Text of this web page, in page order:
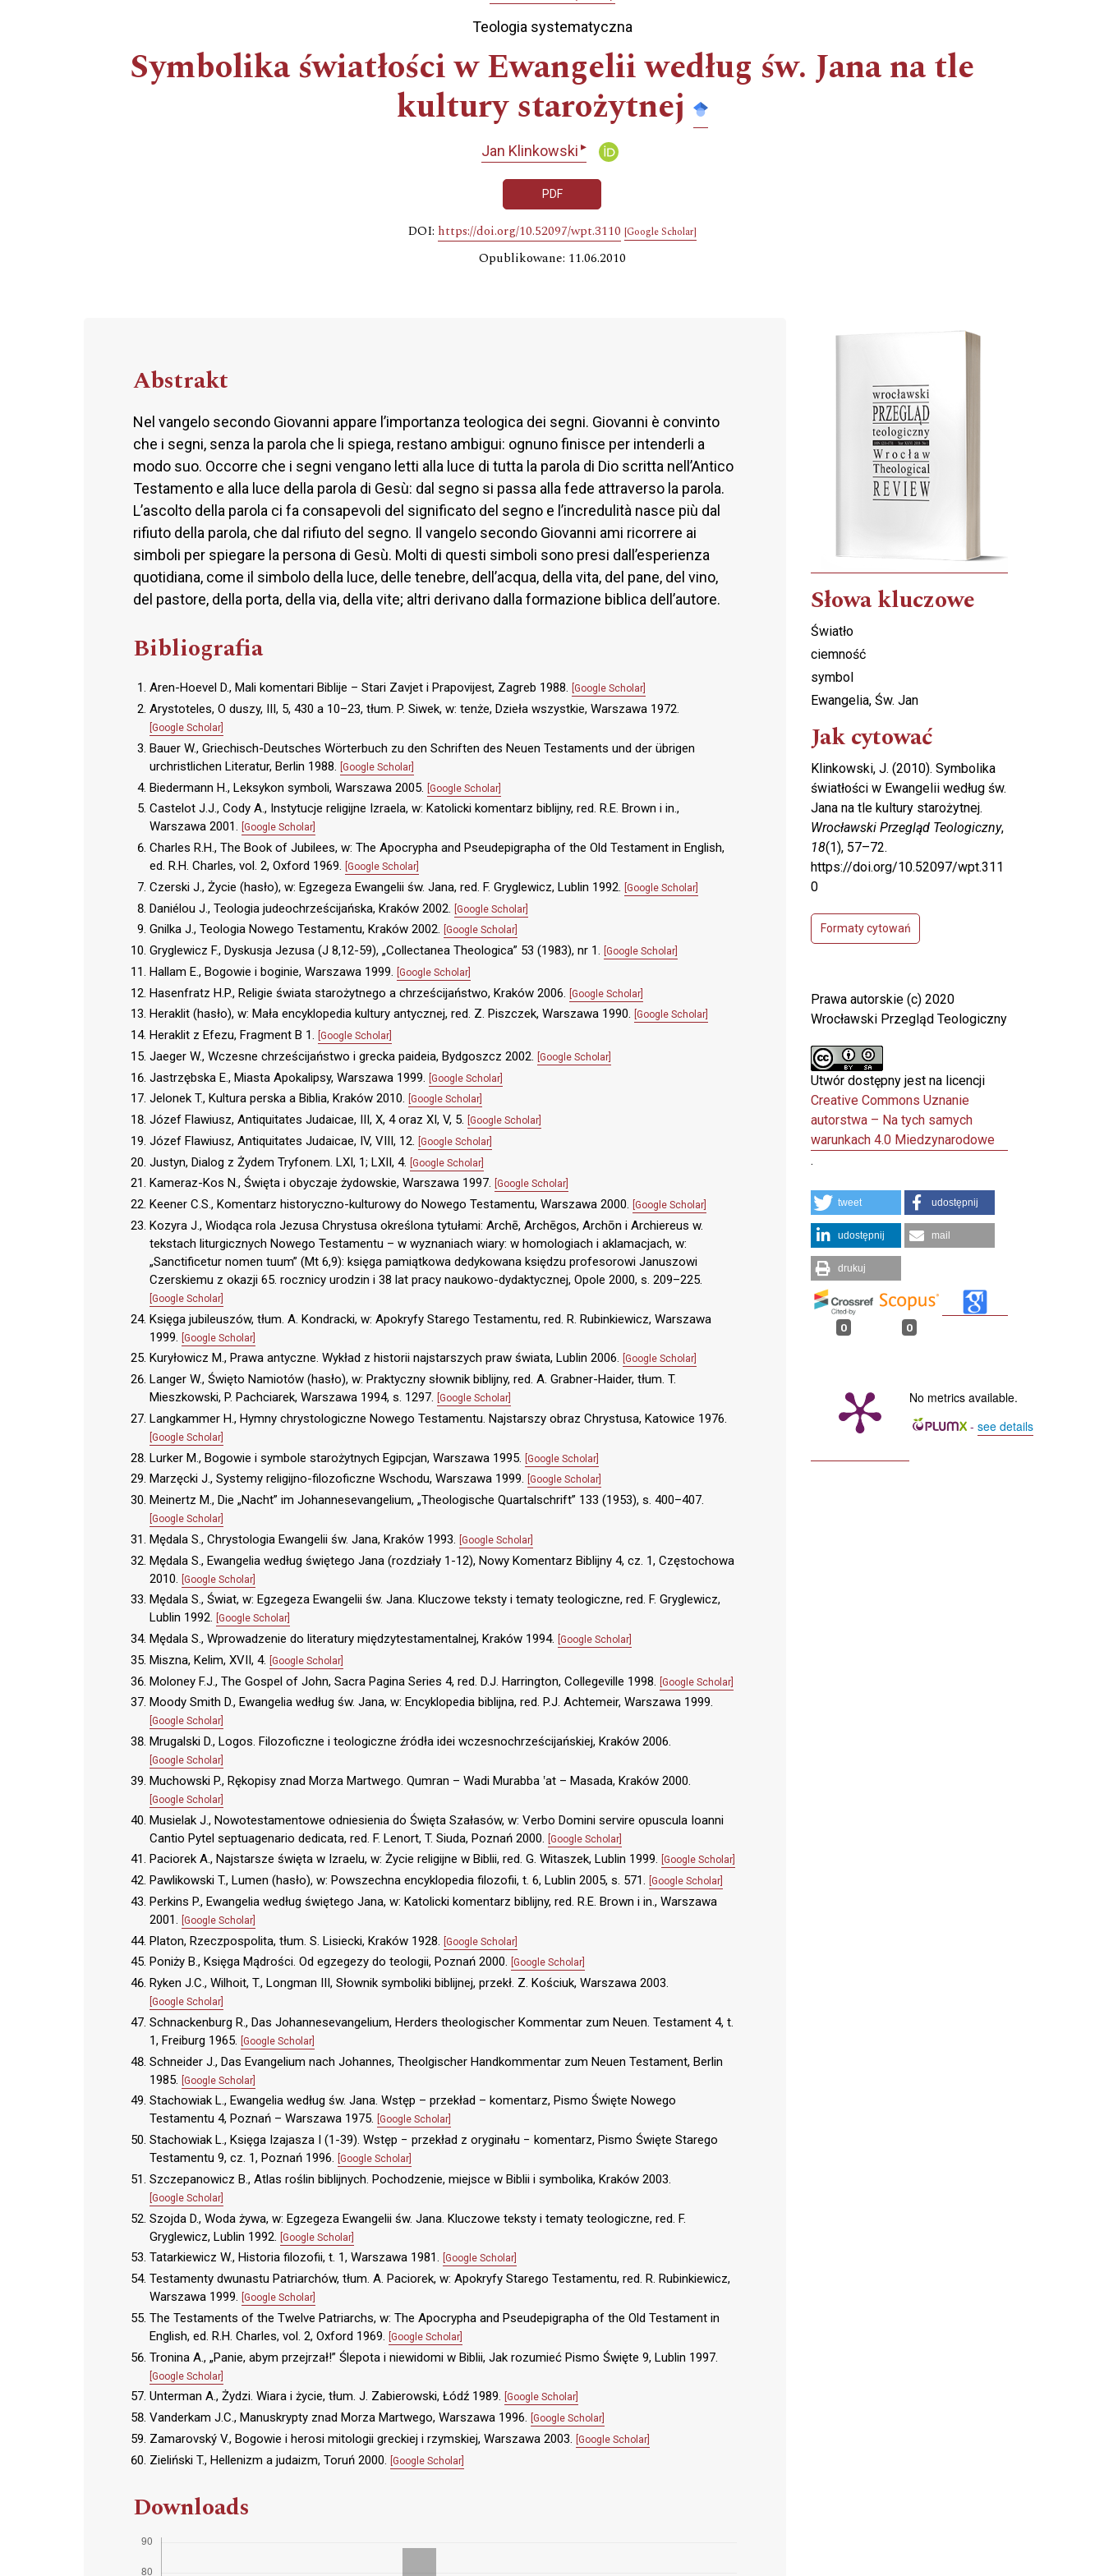
Teologia systematyczna
Symbolika światłości w Ewangelii według św. Jana na tle
kultury starożytnej
Jan Klinkowski ▸
PDF
DOI: https://doi.org/10.52097/wpt.3110 [Google Scholar]
Opublikowane: 11.06.2010
Abstrakt
Nel vangelo secondo Giovanni appare l’importanza teologica dei segni. Giovanni è convinto
che i segni, senza la parola che li spiega, restano ambigui: ognuno finisce per intenderli a
modo suo. Occorre che i segni vengano letti alla luce di tutta la parola di Dio scritta nell’Antico
Testamento e alla luce della parola di Gesù: dal segno si passa alla fede attraverso la parola.
L’ascolto della parola ci fa consapevoli del significato del segno e l’incredulità nasce più dal
rifiuto della parola, che dal rifiuto del segno. Il vangelo secondo Giovanni ami ricorrere ai
simboli per spiegare la persona di Gesù. Molti di questi simboli sono presi dall’esperienza
quotidiana, come il simbolo della luce, delle tenebre, dell’acqua, della vita, del pane, del vino,
del pastore, della porta, della via, della vite; altri derivano dalla formazione biblica dell’autore.
Bibliografia
Aren-Hoevel D., Mali komentari Biblije – Stari Zavjet i Prapovijest, Zagreb 1988. [Google Scholar]
Arystoteles, O duszy, III, 5, 430 a 10–23, tłum. P. Siwek, w: tenże, Dzieła wszystkie, Warszawa 1972.
[Google Scholar]
Bauer W., Griechisch-Deutsches Wörterbuch zu den Schriften des Neuen Testaments und der übrigen
urchristlichen Literatur, Berlin 1988. [Google Scholar]
Biedermann H., Leksykon symboli, Warszawa 2005. [Google Scholar]
Castelot J.J., Cody A., Instytucje religijne Izraela, w: Katolicki komentarz biblijny, red. R.E. Brown i in.,
Warszawa 2001. [Google Scholar]
Charles R.H., The Book of Jubilees, w: The Apocrypha and Pseudepigrapha of the Old Testament in English,
ed. R.H. Charles, vol. 2, Oxford 1969. [Google Scholar]
Czerski J., Życie (hasło), w: Egzegeza Ewangelii św. Jana, red. F. Gryglewicz, Lublin 1992. [Google Scholar]
Daniélou J., Teologia judeochrześcijańska, Kraków 2002. [Google Scholar]
Gnilka J., Teologia Nowego Testamentu, Kraków 2002. [Google Scholar]
Gryglewicz F., Dyskusja Jezusa (J 8,12-59), „Collectanea Theologica” 53 (1983), nr 1. [Google Scholar]
Hallam E., Bogowie i boginie, Warszawa 1999. [Google Scholar]
Hasenfratz H.P., Religie świata starożytnego a chrześcijaństwo, Kraków 2006. [Google Scholar]
Heraklit (hasło), w: Mała encyklopedia kultury antycznej, red. Z. Piszczek, Warszawa 1990. [Google Scholar]
Heraklit z Efezu, Fragment B 1. [Google Scholar]
Jaeger W., Wczesne chrześcijaństwo i grecka paideia, Bydgoszcz 2002. [Google Scholar]
Jastrzębska E., Miasta Apokalipsy, Warszawa 1999. [Google Scholar]
Jelonek T., Kultura perska a Biblia, Kraków 2010. [Google Scholar]
Józef Flawiusz, Antiquitates Judaicae, III, X, 4 oraz XI, V, 5. [Google Scholar]
Józef Flawiusz, Antiquitates Judaicae, IV, VIII, 12. [Google Scholar]
Justyn, Dialog z Żydem Tryfonem. LXI, 1; LXII, 4. [Google Scholar]
Kameraz-Kos N., Święta i obyczaje żydowskie, Warszawa 1997. [Google Scholar]
Keener C.S., Komentarz historyczno-kulturowy do Nowego Testamentu, Warszawa 2000. [Google Scholar]
Kozyra J., Wiodąca rola Jezusa Chrystusa określona tytułami: Archē, Archēgos, Archōn i Archiereus w.
tekstach liturgicznych Nowego Testamentu – w wyznaniach wiary: w homologiach i aklamacjach, w:
„Sanctificetur nomen tuum” (Mt 6,9): księga pamiątkowa dedykowana księdzu profesorowi Januszowi
Czerskiemu z okazji 65. rocznicy urodzin i 38 lat pracy naukowo-dydaktycznej, Opole 2000, s. 209–225.
[Google Scholar]
Księga jubileuszów, tłum. A. Kondracki, w: Apokryfy Starego Testamentu, red. R. Rubinkiewicz, Warszawa
1999.
[Google Scholar]
Kuryłowicz M., Prawa antyczne. Wykład z historii najstarszych praw świata, Lublin 2006. [Google Scholar]
Langer W., Święto Namiotów (hasło), w: Praktyczny słownik biblijny, red. A. Grabner-Haider, tłum. T.
Mieszkowski, P. Pachciarek, Warszawa 1994, s. 1297. [Google Scholar]
Langkammer H., Hymny chrystologiczne Nowego Testamentu. Najstarszy obraz Chrystusa, Katowice 1976.
[Google Scholar]
Lurker M., Bogowie i symbole starożytnych Egipcjan, Warszawa 1995. [Google Scholar]
Marzęcki J., Systemy religijno-filozoficzne Wschodu, Warszawa 1999. [Google Scholar]
Meinertz M., Die „Nacht” im Johannesevangelium, „Theologische Quartalschrift” 133 (1953), s. 400–407.
[Google Scholar]
Mędala S., Chrystologia Ewangelii św. Jana, Kraków 1993. [Google Scholar]
Mędala S., Ewangelia według świętego Jana (rozdziały 1-12), Nowy Komentarz Biblijny 4, cz. 1, Częstochowa
2010.
[Google Scholar]
Mędala S., Świat, w: Egzegeza Ewangelii św. Jana. Kluczowe teksty i tematy teologiczne, red. F. Gryglewicz,
Lublin 1992. [Google Scholar]
Mędala S., Wprowadzenie do literatury międzytestamentalnej, Kraków 1994. [Google Scholar]
Miszna, Kelim, XVII, 4. [Google Scholar]
Moloney F.J., The Gospel of John, Sacra Pagina Series 4, red. D.J. Harrington, Collegeville 1998. [Google Scholar]
Moody Smith D., Ewangelia według św. Jana, w: Encyklopedia biblijna, red. P.J. Achtemeir, Warszawa 1999.
[Google Scholar]
Mrugalski D., Logos. Filozoficzne i teologiczne źródła idei wczesnochrześcijańskiej, Kraków 2006.
[Google Scholar]
Muchowski P., Rękopisy znad Morza Martwego. Qumran – Wadi Murabba ‛at – Masada, Kraków 2000.
[Google Scholar]
Musielak J., Nowotestamentowe odniesienia do Święta Szałasów, w: Verbo Domini servire opuscula Ioanni
Cantio Pytel septuagenario dedicata, red. F. Lenort, T. Siuda, Poznań 2000.
[Google Scholar]
Paciorek A., Najstarsze święta w Izraelu, w: Życie religijne w Biblii, red. G. Witaszek, Lublin 1999. [Google Scholar]
Pawlikowski T., Lumen (hasło), w: Powszechna encyklopedia filozofii, t. 6, Lublin 2005, s. 571. [Google Scholar]
Perkins P., Ewangelia według świętego Jana, w: Katolicki komentarz biblijny, red. R.E. Brown i in., Warszawa
2001. [Google Scholar]
Platon, Rzeczpospolita, tłum. S. Lisiecki, Kraków 1928. [Google Scholar]
Poniży B., Księga Mądrości. Od egzegezy do teologii, Poznań 2000. [Google Scholar]
Ryken J.C., Wilhoit, T., Longman III, Słownik symboliki biblijnej, przekł. Z. Kościuk, Warszawa 2003.
[Google Scholar]
Schnackenburg R., Das Johannesevangelium, Herders theologischer Kommentar zum Neuen. Testament 4, t.
1, Freiburg 1965. [Google Scholar]
Schneider J., Das Evangelium nach Johannes, Theolgischer Handkommentar zum Neuen Testament, Berlin
1985.
[Google Scholar]
Stachowiak L., Ewangelia według św. Jana. Wstęp – przekład – komentarz, Pismo Święte Nowego
Testamentu 4, Poznań – Warszawa 1975. [Google Scholar]
Stachowiak L., Księga Izajasza I (1-39). Wstęp − przekład z oryginału − komentarz, Pismo Święte Starego
Testamentu 9, cz. 1, Poznań 1996. [Google Scholar]
Szczepanowicz B., Atlas roślin biblijnych. Pochodzenie, miejsce w Biblii i symbolika, Kraków 2003.
[Google Scholar]
Szojda D., Woda żywa, w: Egzegeza Ewangelii św. Jana. Kluczowe teksty i tematy teologiczne, red. F.
Gryglewicz, Lublin 1992.
[Google Scholar]
Tatarkiewicz W., Historia filozofii, t. 1, Warszawa 1981. [Google Scholar]
Testamenty dwunastu Patriarchów, tłum. A. Paciorek, w: Apokryfy Starego Testamentu, red. R. Rubinkiewicz,
Warszawa 1999. [Google Scholar]
The Testaments of the Twelve Patriarchs, w: The Apocrypha and Pseudepigrapha of the Old Testament in
English, ed. R.H. Charles, vol. 2, Oxford 1969. [Google Scholar]
Tronina A., „Panie, abym przejrzał!” Ślepota i niewidomi w Biblii, Jak rozumieć Pismo Święte 9, Lublin 1997.
[Google Scholar]
Unterman A., Żydzi. Wiara i życie, tłum. J. Zabierowski, Łódź 1989. [Google Scholar]
Vanderkam J.C., Manuskrypty znad Morza Martwego, Warszawa 1996. [Google Scholar]
Zamarovský V., Bogowie i herosi mitologii greckiej i rzymskiej, Warszawa 2003. [Google Scholar]
Zieliński T., Hellenizm a judaizm, Toruń 2000. [Google Scholar]
Downloads
Cover image
Słowa kluczowe
Światło
ciemność
symbol
Ewangelia, Św. Jan
Jak cytować
Klinkowski, J. (2010). Symbolika
światłości w Ewangelii według św.
Jana na tle kultury starożytnej.
Wrocławski Przegląd Teologiczny,
18(1), 57–72.
https://doi.org/10.52097/wpt.311
0
Formaty cytowań
Prawa autorskie (c) 2020
Wrocławski Przegląd Teologiczny
Utwór dostępny jest na licencji
Creative Commons Uznanie
autorstwa – Na tych samych
warunkach 4.0 Miedzynarodowe
.
tweet udostępnij
udostępnij mail
drukuj
0 0
No metrics available.
- see details